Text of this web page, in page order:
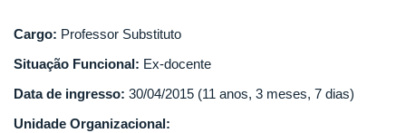
Cargo: Professor Substituto
Situação Funcional: Ex-docente
Data de ingresso: 30/04/2015 (11 anos, 3 meses, 7 dias)
Unidade Organizacional: